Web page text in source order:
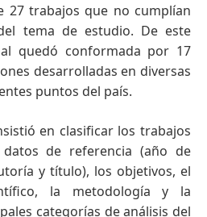
27 trabajos que no cumplían
tema de estudio. De este
quedó conformada por 17
desarrolladas en diversas
puntos del país.
en clasificar los trabajos
de referencia (año de
y título), los objetivos, el
la metodología y la
categorías de análisis del